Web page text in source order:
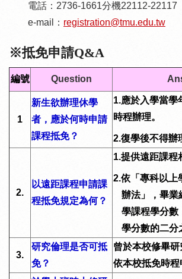
電話：2736-1661分機22112-22117
e-mail： registration@tmu.edu.tw
※抵免申請Q&A
編號 Question
1
新生欲辦理休學
者，應於何時申請
課程抵免？
1.應於入學當學
時程辦理。
2.復學後不得辦
2.
以遠距課程申請課
程抵免規定為何？
1.提供遠距課程
2.依「專科以上
辦法」，畢業
學課程學分數
學分數的二分
3.
研究倫理是否可抵
免？
曾於本校修畢
依本校抵免時程